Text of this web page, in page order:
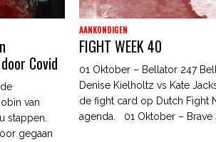
Covid
van
stappen.
gegaan
AANKONDIGEN
FIGHT WEEK 40
01 Oktober – Bellator 247
Denise Kielholtz vs Kate
de fight card op Dutch Fight
agenda. 01 Oktober – Brave